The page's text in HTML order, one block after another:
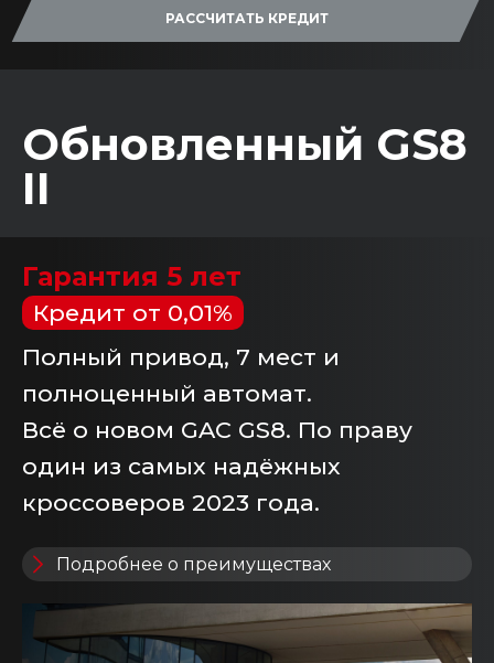
РАССЧИТАТЬ КРЕДИТ
Обновленный GS8
II
Гарантия 5 лет
Кредит от 0,01%
Полный привод, 7 мест и
полноценный автомат.
Всё о новом GAC GS8. По праву
один из самых надёжных
кроссоверов 2023 года.
Подробнее о преимуществах